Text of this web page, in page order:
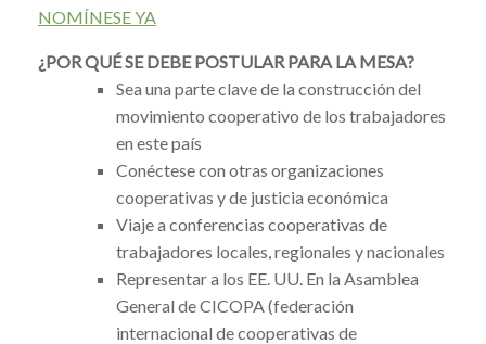
NOMÍNESE YA
¿POR QUÉ SE DEBE POSTULAR PARA LA MESA?
Sea una parte clave de la construcción del
movimiento cooperativo de los trabajadores
en este país
Conéctese con otras organizaciones
cooperativas y de justicia económica
Viaje a conferencias cooperativas de
trabajadores locales, regionales y nacionales
Representar a los EE. UU. En la Asamblea
General de CICOPA (federación
internacional de cooperativas de